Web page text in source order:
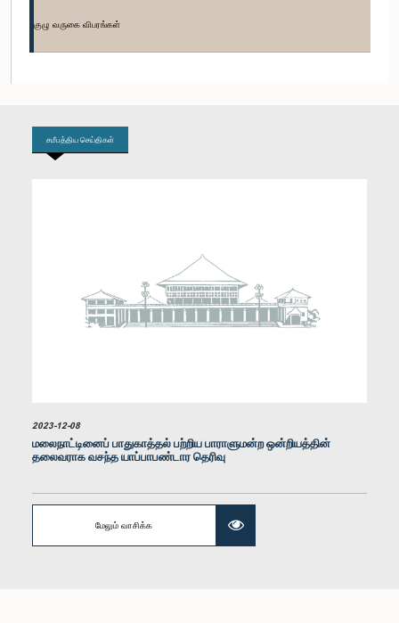
கௌரவ நலீன் பண்டார ஜயமஹ, பா.உ.
குழு வருகை விபரங்கள்
சமீபத்திய செய்திகள்
2023-12-08
மலைநாட்டினைப் பாதுகாத்தல் பற்றிய பாராளுமன்ற ஒன்றியத்தின்
தலைவராக வசந்த யாப்பாபண்டார தெரிவு
மேலும் வாசிக்க